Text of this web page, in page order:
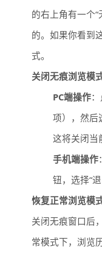
的右上角有一个
的。如果你看到
式。
关闭无痕浏览模
PC端操作：
项），然后
这将关闭当
手机端操作
钮，选择“
恢复正常浏览模
关闭无痕窗口后
常模式下，浏览